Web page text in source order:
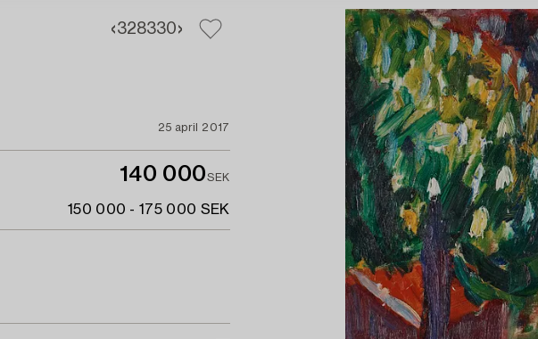
328330
25 april 2017
140 000SEK
150 000 - 175 000 SEK